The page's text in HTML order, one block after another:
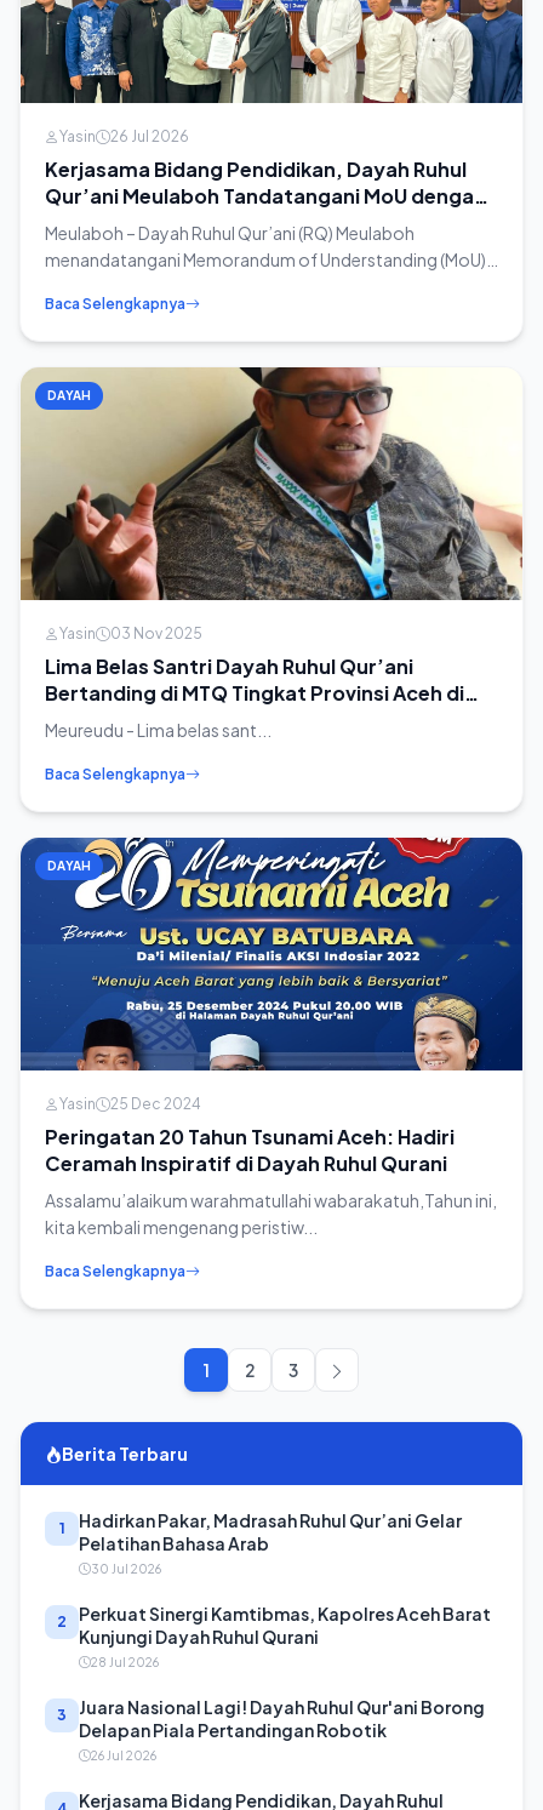
Yasin 26 Jul 2026
Kerjasama Bidang Pendidikan, Dayah Ruhul
Qur’ani Meulaboh Tandatangani MoU dengan
Universitas Al-Wasathiyah Yaman
Meulaboh – Dayah Ruhul Qur’ani (RQ) Meulaboh
menandatangani Memorandum of Understanding (MoU)
Baca Selengkapnya
DAYAH
Yasin 03 Nov 2025
Lima Belas Santri Dayah Ruhul Qur’ani
Bertanding di MTQ Tingkat Provinsi Aceh di
Pidie Jaya
Meureudu - Lima belas sant...
Baca Selengkapnya
DAYAH
Yasin 25 Dec 2024
Peringatan 20 Tahun Tsunami Aceh: Hadiri
Ceramah Inspiratif di Dayah Ruhul Qurani
Assalamu’alaikum warahmatullahi wabarakatuh,Tahun ini,
kita kembali mengenang peristiw...
Baca Selengkapnya
1 2 3
Berita Terbaru
1
Hadirkan Pakar, Madrasah Ruhul Qur’ani Gelar
Pelatihan Bahasa Arab
30 Jul 2026
2
Perkuat Sinergi Kamtibmas, Kapolres Aceh Barat
Kunjungi Dayah Ruhul Qurani
28 Jul 2026
3
Juara Nasional Lagi! Dayah Ruhul Qur'ani Borong
Delapan Piala Pertandingan Robotik
26 Jul 2026
Kerjasama Bidang Pendidikan, Dayah Ruhul